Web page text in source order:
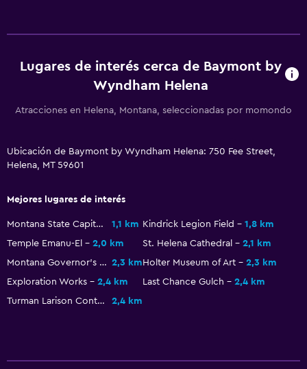
Limpieza diaria
Botiquín de primeros auxilios
Cámaras CCTV en zonas comunes
Radio
TV por cable o vía satélite
TV
Zona de trabajo
Fax/fotocopiadora
Lugares de interés cerca de Baymont by
Wyndham Helena
Atracciones en Helena, Montana, seleccionadas por momondo
Ubicación de Baymont by Wyndham Helena: 750 Fee Street,
Helena, MT 59601
Mejores lugares de interés
Montana State Capitol 1,1 km Kindrick Legion Field
1,8 km
Temple Emanu-El
2,0 km St. Helena Cathedral
2,1 km
Montana Governor's Residence 2,3 kmHolter Museum of Art
2,3 km
Exploration Works
2,4 km Last Chance Gulch
2,4 km
Turman Larison Contemporary
2,4 km